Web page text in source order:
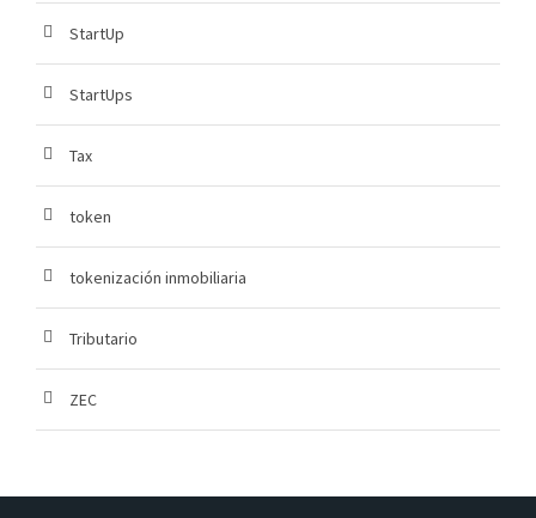
StartUp
StartUps
Tax
token
tokenización inmobiliaria
Tributario
ZEC